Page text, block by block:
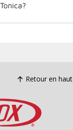
Retour en haut